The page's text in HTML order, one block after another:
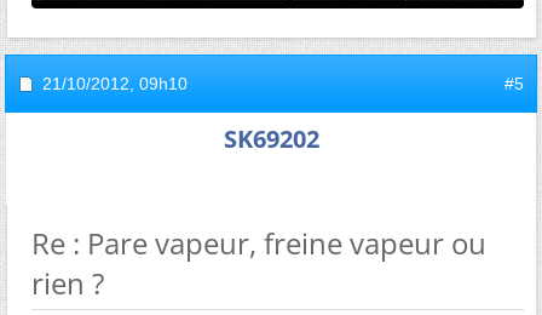
21/10/2012, 09h10 #5
SK69202
Re : Pare vapeur, freine vapeur ou
rien ?